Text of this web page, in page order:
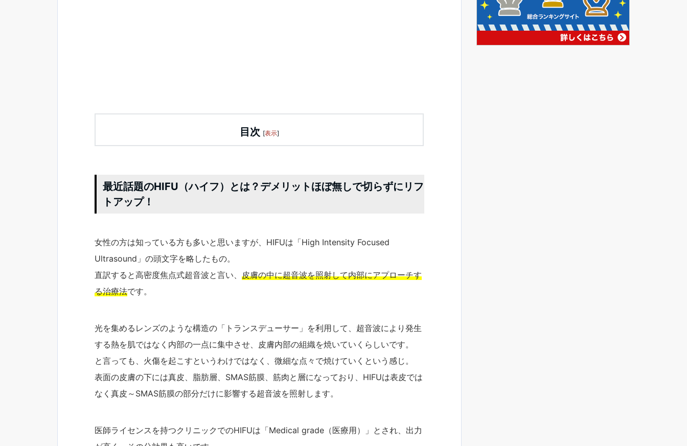
目次 [表示]
最近話題のHIFU（ハイフ）とは？デメリットほぼ無しで切らずにリフ
トアップ！
女性の方は知っている方も多いと思いますが、HIFUは「High Intensity Focused
Ultrasound」の頭文字を略したもの。
直訳すると高密度焦点式超音波と言い、 皮膚の中に超音波を照射して内部にアプローチす
る治療法です。
光を集めるレンズのような構造の「トランスデューサー」を利用して、超音波により発生
する熱を肌ではなく内部の一点に集中させ、皮膚内部の組織を焼いていくらしいです。
と言っても、火傷を起こすというわけではなく、微細な点々で焼けていくという感じ。
表面の皮膚の下には真皮、脂肪層、SMAS筋膜、筋肉と層になっており、HIFUは表皮では
なく真皮～SMAS筋膜の部分だけに影響する超音波を照射します。
医師ライセンスを持つクリニックでのHIFUは「Medical grade（医療用）」とされ、出力